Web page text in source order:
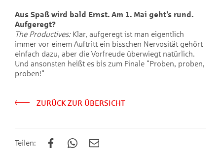
Aus Spaß wird bald Ernst. Am 1. Mai geht’s rund.
Aufgeregt?
The Productives:Klar, aufgeregt ist man eigentlich
immer vor einem Auftritt ein bisschen Nervosität gehört
einfach dazu, aber die Vorfreude überwiegt natürlich.
Und ansonsten heißt es bis zum Finale "Proben, proben,
proben!"
ZURÜCK ZUR ÜBERSICHT
Teilen: